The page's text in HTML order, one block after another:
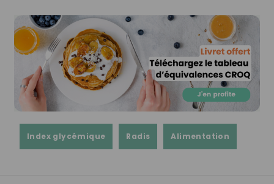
Index glycémique Radis Alimentation